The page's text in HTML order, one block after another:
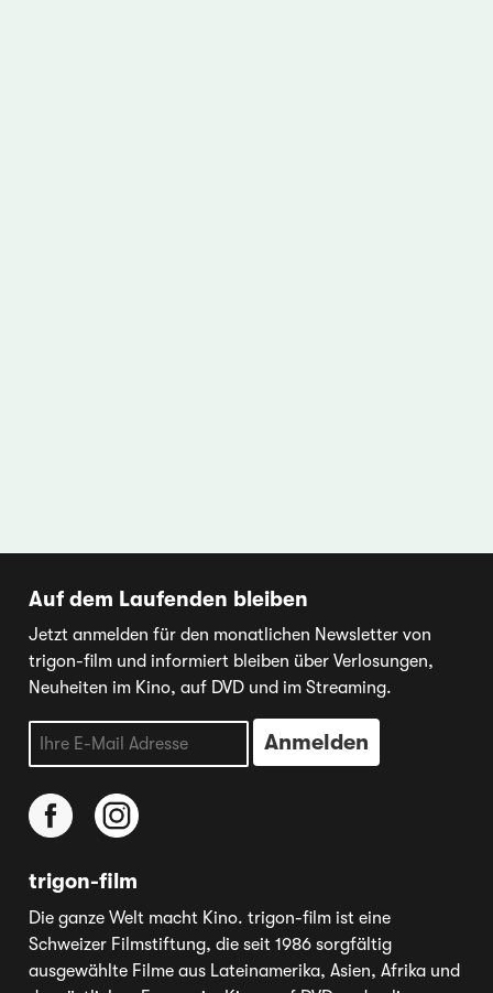
Auf dem Laufenden bleiben
Jetzt anmelden für den monatlichen Newsletter von
trigon-film und informiert bleiben über Verlosungen,
Neuheiten im Kino, auf DVD und im Streaming.
trigon-film
Die ganze Welt macht Kino. trigon-film ist eine
Schweizer Filmstiftung, die seit 1986 sorgfältig
ausgewählte Filme aus Lateinamerika, Asien, Afrika und